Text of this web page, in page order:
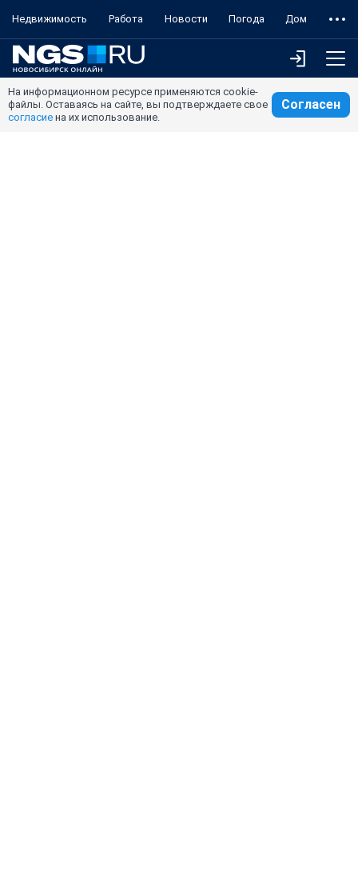
Недвижимость Работа Новости Погода Дом
На информационном ресурсе применяются cookie-
файлы. Оставаясь на сайте, вы подтверждаете свое
согласие на их использование.
Согласен